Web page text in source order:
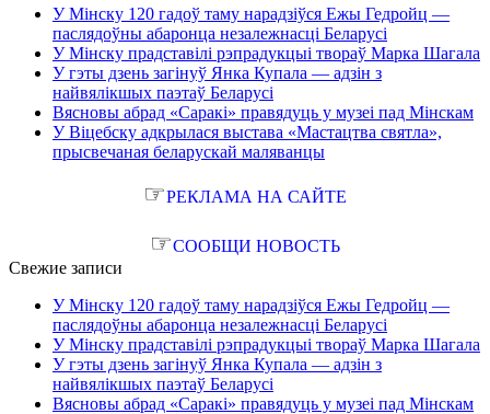
У Мінску 120 гадоў таму нарадзіўся Ежы Гедройц —
паслядоўны абаронца незалежнасці Беларусі
У Мінску прадставілі рэпрадукцыі твораў Марка Шагала
У гэты дзень загінуў Янка Купала — адзін з
найвялікшых паэтаў Беларусі
Вясновы абрад «Саракі» правядуць у музеі пад Мінскам
У Віцебску адкрылася выстава «Мастацтва святла»,
прысвечаная беларускай маляванцы
☞РЕКЛАМА НА САЙТЕ
☞СООБЩИ НОВОСТЬ
Свежие записи
У Мінску 120 гадоў таму нарадзіўся Ежы Гедройц —
паслядоўны абаронца незалежнасці Беларусі
У Мінску прадставілі рэпрадукцыі твораў Марка Шагала
У гэты дзень загінуў Янка Купала — адзін з
найвялікшых паэтаў Беларусі
Вясновы абрад «Саракі» правядуць у музеі пад Мінскам